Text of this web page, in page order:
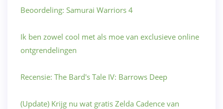
Beoordeling: Samurai Warriors 4
Ik ben zowel cool met als moe van exclusieve online
ontgrendelingen
Recensie: The Bard's Tale IV: Barrows Deep
(Update) Krijg nu wat gratis Zelda Cadence van